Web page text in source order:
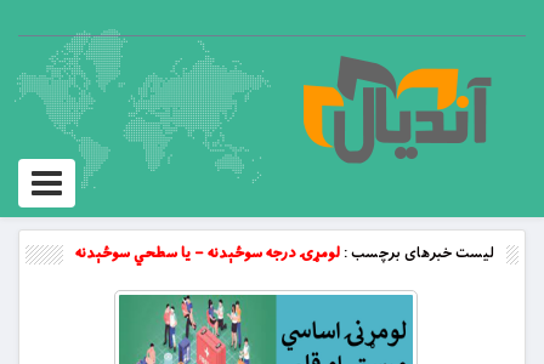
Toggle
لیست خبرهای برچسب :لومړۍ درجه سوځېدنه – یا سطحي سوځېدنه